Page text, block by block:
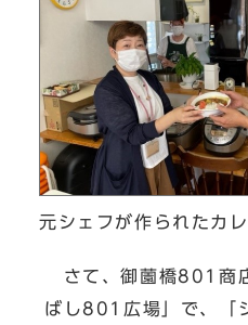
元シェフが作られたカ
さて、御薗橋801商
ばし801広場」で、「